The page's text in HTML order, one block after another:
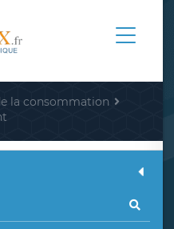
la consommation